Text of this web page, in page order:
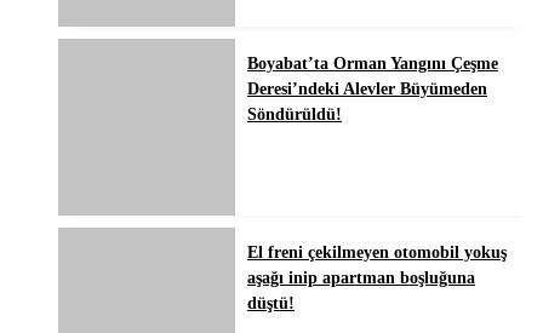
Boyabat’ta Orman Yangını Çeşme
Deresi’ndeki Alevler Büyümeden
Söndürüldü!
El freni çekilmeyen otomobil yokuş
aşağı inip apartman boşluğuna
düştü!